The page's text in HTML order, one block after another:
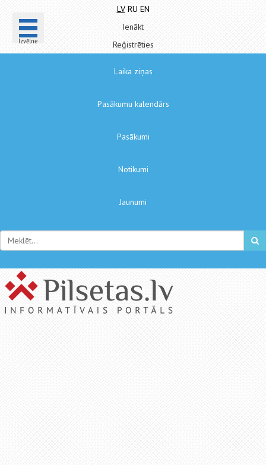
Izvēlne
LV RU EN
Ienākt
Reģistrēties
Laika ziņas
Pasākumu kalendārs
Pasākumi
Notikumi
Jaunumi